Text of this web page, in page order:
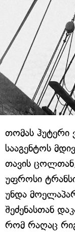
თომას ჰუტერი
სააგენტოს
თავის
უფროსი
უნდა
შეძენასთან
რომ რაღაც